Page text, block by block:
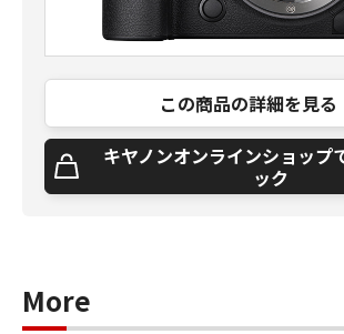
この商品の詳細を見る
キヤノンオンラインショップ
ック
More